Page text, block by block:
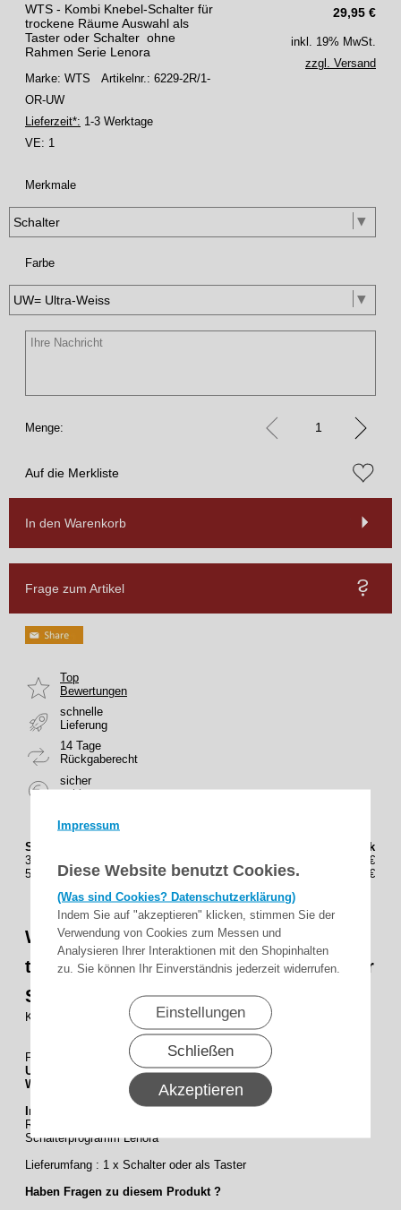
Impressum
Diese Website benutzt Cookies.
(Was sind Cookies? Datenschutzerklärung)
Indem Sie auf "akzeptieren" klicken, stimmen Sie der
Verwendung von Cookies zum Messen und
Analysieren Ihrer Interaktionen mit den Shopinhalten
zu. Sie können Ihr Einverständnis jederzeit widerrufen.
Einstellungen
Schließen
Akzeptieren
29,95 €
WTS - Kombi Knebel-Schalter für
trockene Räume Auswahl als
Taster oder Schalter ohne
Rahmen Serie Lenora
Marke: WTS Artikelnr.: 6229-2R/1-
OR-UW
Lieferzeit*: 1-3 Werktage
VE: 1
inkl. 19% MwSt.
zzgl. Versand
Merkmale
Farbe
Menge:
Auf die Merkliste
In den Warenkorb
Frage zum Artikel
Top
Bewertungen
schnelle
Lieferung
14 Tage
Rückgaberecht
sicher
zahlen
Staffelung (Stück)
Preis(Brutto) / Stück
3
26,95€
5
24,95€
WTS - Kombi Knebel-Schalter für
trockene Räume Auswahl als Taster oder
Schalter ohne Rahmen Serie Lenora.
Kombi-Knebel-Schalter ohne Rahmen Lenora 1-Polig
Farbauswahl :
UW
= ultra-weiss (RAL 9010)
W
= creme-weiss (RAL 1013)
Info:
Ramen und Mehrfachrahmen Serie Lenora siehe unter
Schalterprogramm Lenora
Lieferumfang : 1 x Schalter oder als Taster
Haben Fragen zu diesem Produkt ?